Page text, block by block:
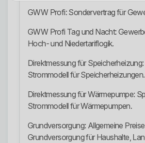
GWW Profi: Sondervertrag für
GWW Profi Tag und Nacht:
Hoch- und Niedertariflogik.
Direktmessung für
Strommodell für Speicherheizungen.
Direktmessung für Wärmepumpe:
Strommodell für Wärmepumpen.
Grundversorgung: Allgemeine
Grundversorgung für Haushalte,